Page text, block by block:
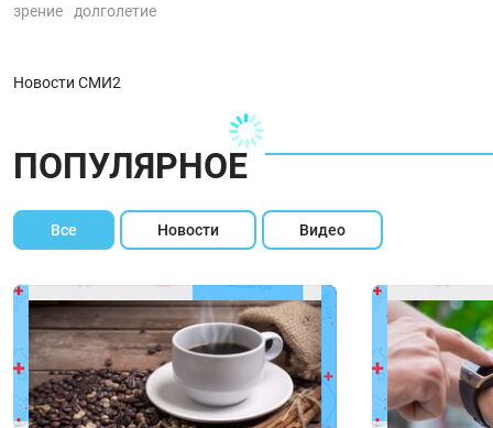
зрение долголетие
Новости СМИ2
ПОПУЛЯРНОЕ
Все Новости Видео